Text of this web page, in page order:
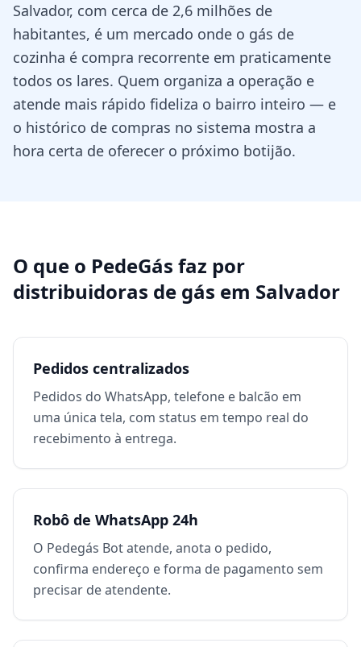
Salvador, com cerca de 2,6 milhões de
habitantes, é um mercado onde o gás de
cozinha é compra recorrente em praticamente
todos os lares. Quem organiza a operação e
atende mais rápido fideliza o bairro inteiro — e
o histórico de compras no sistema mostra a
hora certa de oferecer o próximo botijão.
O que o PedeGás faz por
distribuidoras de gás em Salvador
Pedidos centralizados
Pedidos do WhatsApp, telefone e balcão em
uma única tela, com status em tempo real do
recebimento à entrega.
Robô de WhatsApp 24h
O Pedegás Bot atende, anota o pedido,
confirma endereço e forma de pagamento sem
precisar de atendente.